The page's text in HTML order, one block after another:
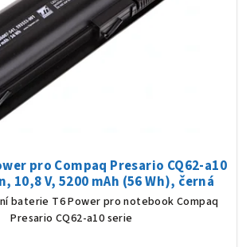
pro Compaq Presario CQ62-a10
10,8 V, 5200 mAh (56 Wh), černá
baterie T6 Power pro notebook Compaq
Presario CQ62-a10 serie